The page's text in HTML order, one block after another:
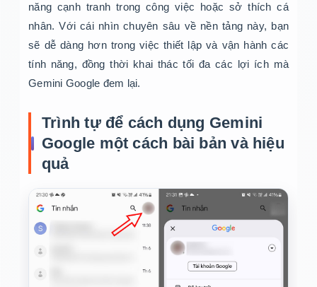
năng cạnh tranh trong công việc hoặc sở thích cá
nhân. Với cái nhìn chuyên sâu về nền tảng này, bạn
sẽ dễ dàng hơn trong việc thiết lập và vận hành các
tính năng, đồng thời khai thác tối đa các lợi ích mà
Gemini Google đem lại.
Trình tự để cách dụng Gemini
Google một cách bài bản và hiệu
quả